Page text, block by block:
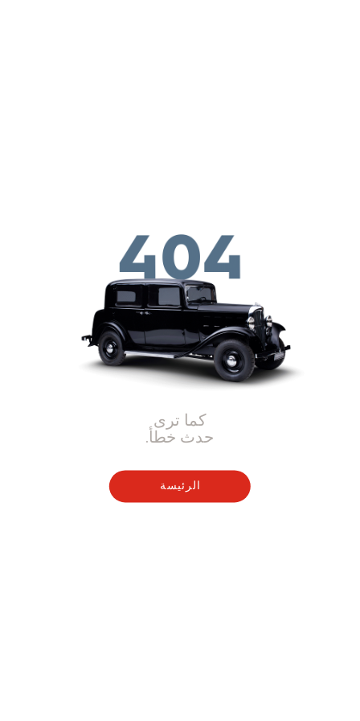
كما ترى
حدث خطأ.
الرئيسة